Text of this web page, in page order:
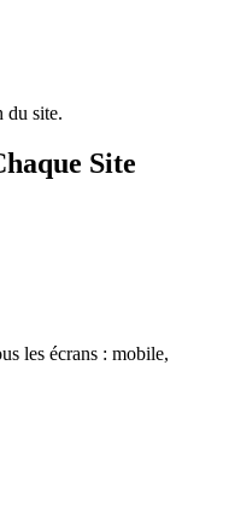
du site.
Site
les écrans : mobile,